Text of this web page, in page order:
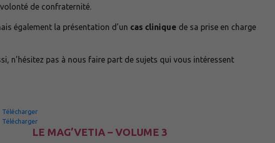
de confraternité.
également la présentation d’un cas clinique de sa prise en charge
n’hésitez pas à nous faire part de sujets qui vous intéressent
Télécharger
Télécharger
LE MAG’VETIA – VOLUME 3